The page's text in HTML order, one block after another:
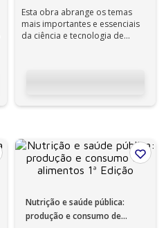
Esta obra abrange os temas
mais importantes e essenciais
da ciência e tecnologia de
Nutrição e saúde pública:
produção e consumo de